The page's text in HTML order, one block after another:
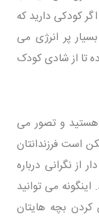
کودکی دارید که
پر انرژی می
تا از شادی کودک
و تصور می
است فرزندانتان
از نگرانی درباره
می توانید
بچه هایتان